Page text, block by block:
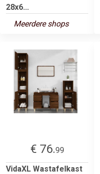
28x6...
Meerdere shops
€ 76.99
VidaXL Wastafelkast